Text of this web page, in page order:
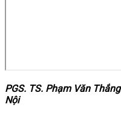
PGS. TS. Phạm Văn
Nội